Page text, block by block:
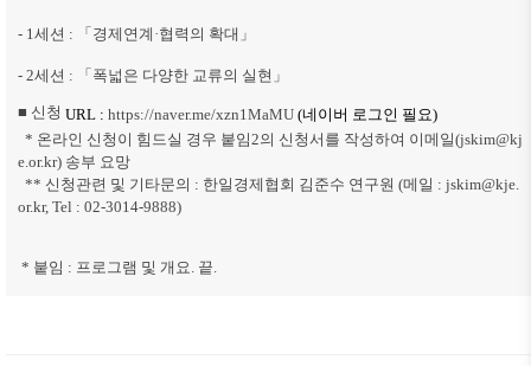
針
- 1세션 : 「 경제연계 ·협력의 확대 」
- 2세션 : 「 폭넓은 다양한 교류의 실현 」
■ 신청 URL : https://naver.me/xzn1MaMU (네이버 로그인 필요)
* 온라인 신청이 힘드실 경우 붙임2의 신청서를 작성하여 이메일(jskim@kj
e.or.kr) 송부 요망
** 신청관련 및 기타문의 : 한일경제협회 김준수 연구원 (메일 : jskim@kje.
or.kr, Tel : 02-3014-9888)
* 붙임 : 프로그램 및 개요. 끝.